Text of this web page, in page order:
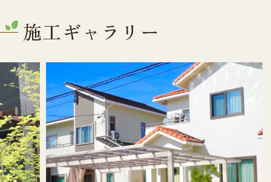
施工ギャラリー